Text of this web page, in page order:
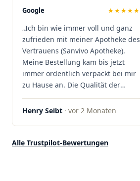
Mal viel Zeit spart. Man merkt,
Kundenzufriedenheit an erster
Stelle stehen. Vielen Dank an das
Team von Sanvivo – ich bin
rundum begeistert!"
Google ★★★★★
„Ich bin wie immer voll und ganz
zufrieden mit meiner Apotheke des
Vertrauens (Sanvivo Apotheke).
Meine Bestellung kam bis jetzt
immer ordentlich verpackt bei mir
zu Hause an. Die Qualität der
Blüten ist auch immer auf einem
hohen Niveau, die Auswahl ist
ordentlich gelagert, ich hatte nur
Henry Seibt · vor 2 Monaten
Alle Trustpilot-Bewertungen